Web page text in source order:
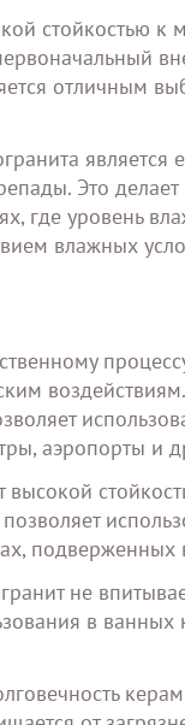
стойкостью
отличным
является
Это
где уровень
влажных
аэропорты и
высокой
не
в ванных